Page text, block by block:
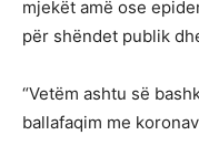
mjekët amë ose
për shëndet publik
“Vetëm ashtu së
ballafaqim me